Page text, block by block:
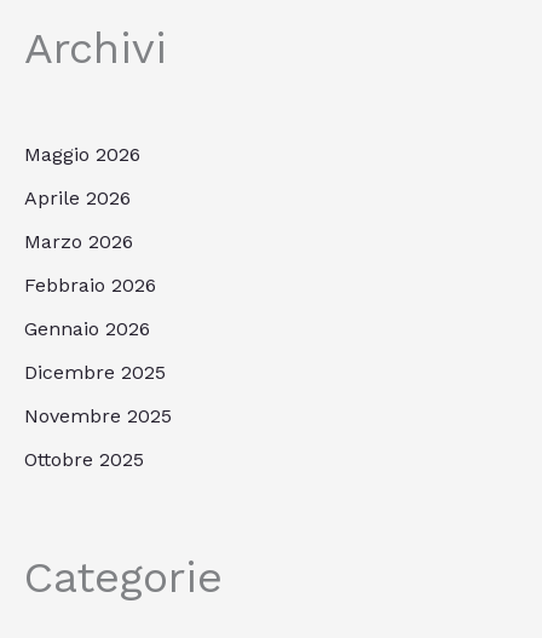
Archivi
Maggio 2026
Aprile 2026
Marzo 2026
Febbraio 2026
Gennaio 2026
Dicembre 2025
Novembre 2025
Ottobre 2025
Categorie